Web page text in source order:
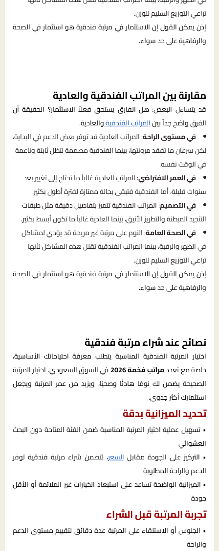
تراعي التوزيع السليم للوزن.
إذن يمكن القول إن الاستثمار في مرتبة فندقية هو استثمار في الصحة
والرفاهية على حد سواء.
مقارنة بين المراتب الفندقية والعادية
قد يتساءل البعض: هل الفارق يستحق فعلاً الاستثمار؟ الحقيقة أن
الفرق واضح جداً بينالمراتب الفندقيةوالعادية.
في مستوى الراحة: المراتب العادية قد توفر بعض الدعم في البداية،
لكن سرعان ما تفقد مرونتها، بينما الفندقية مصممة لتظل ثابتة وناعمة
في الوقت نفسه.
في العمر الافتراضي: المراتب العادية غالباً ما تحتاج إلى تغيير بعد
سنوات قليلة، أما الفندقية فتبقى بحالة ممتازة لفترة أطول بكثير.
في التصميم: المراتب الفندقية تتميز بتفاصيل دقيقة مثل طبقات
التنجيد المبطنة والتطريز الأنيق، بينما العادية غالباً ما تكون أبسط بكثير.
في الصحة العامة: النوم على مرتبة غير مريحة قد يؤدي لمشاكل
في الظهر والرقبة، بينما المراتب الفندقية تقلل هذه المشاكل لأنها
تراعي التوزيع السليم للوزن.
إذن يمكن القول إن الاستثمار في مرتبة فندقية هو استثمار في الصحة
والرفاهية على حد سواء.
نصائح عند شراء مرتبة فندقية
اختيار المرتبة الفندقية المناسبة يتطلب معرفة احتياجاتك الأساسية،
خاصة مع تعددمراتب فخمة 2026
في السوق السعودي. اختيار المرتبة
الصحيحة يضمن لك نومًا هادئًا وصحيًا، ويزيد من عمر المرتبة ويجعل
استثمارك أكثر جدوى.
تحديد الميزانية بدقة
• تسهيل عملية اختيار المرتبة المناسبة ضمن الفئة المتاحة دون البحث
العشوائي
• التركيز على الجودة مقابل السعر، لتضمن شراء مرتبة فندقية توفر
الدعم والراحة المطلوبة
• الميزانية الواضحة تساعد على استبعاد الخيارات غير الملائمة أو الأقل
جودة
تجربة المرتبة قبل الشراء
• الجلوس أو الاستلقاء على المرتبة عدة دقائق لتقييم مستوى الدعم
والراحة